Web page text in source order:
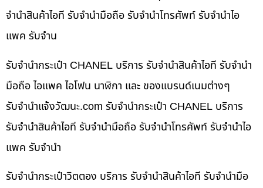
จำนำสินค้าไอที รับจำนำมือถือ รับจำนำโทรศัพท์ รับจำนำไอ
แพค รับจำน
รับจำนำกระเป๋า CHANEL บริการ รับจำนำสินค้าไอที รับจำนำ
มือถือ ไอแพค ไอโฟน นาฬิกา และ ของแบรนด์เนมต่างๆ
รับจํานําแจ้งวัฒนะ.com รับจำนำกระเป๋า CHANEL บริการ
รับจำนำสินค้าไอที รับจำนำมือถือ รับจำนำโทรศัพท์ รับจำนำไอ
แพค รับจำนำ
รับจำนำกระเป๋าวิตตอง บริการ รับจำนำสินค้าไอที รับจำนำมือ